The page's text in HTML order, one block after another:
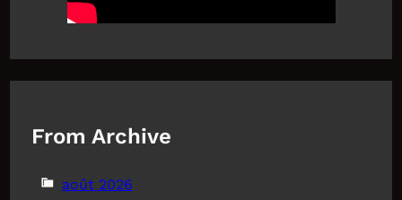
From Archive
août 2026